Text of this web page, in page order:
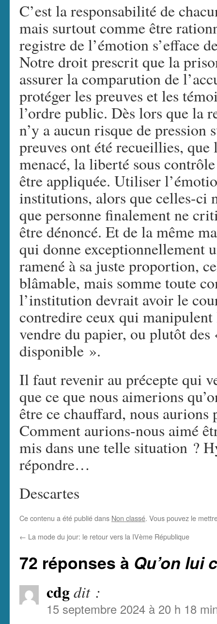
C’est la responsabilité de
mais surtout comme être
registre de l’émotion s’efface
Notre droit prescrit que la
assurer la comparution de
protéger les preuves et les
l’ordre public. Dès lors que la
n’y a aucun risque de pression
preuves ont été recueillies, que
menacé, la liberté sous
être appliquée. Utiliser
institutions, alors que celles-ci
que personne finalement ne
être dénoncé. Et de la même
qui donne exceptionnellement
ramené à sa juste proportion,
blâmable, mais somme toute
l’institution devrait avoir le
contredire ceux qui
vendre du papier, ou plutôt des
disponible ».
Il faut revenir au précepte qui
que ce que nous aimerions
être ce chauffard, nous
Comment aurions-nous aimé
mis dans une telle situation ?
répondre…
Descartes
Ce contenu a été publié dans Non classé. Vous pouvez le
← La mode du jour: le retour vers la IVème République
72 réponses à Qu’on lui
cdgdit :
15 septembre 2024 à 20 h 18